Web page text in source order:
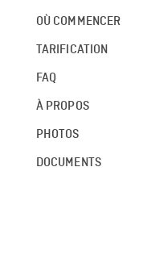
OÙ COMMENCER
TARIFICATION
FAQ
À PROPOS
PHOTOS
DOCUMENTS